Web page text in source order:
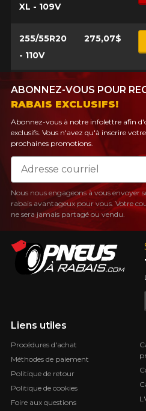
XL - 109V
255/55R20
- 110V
275,07$
Liens utiles
Procédures d'achat
Méthodes de paiement
Politique de retour
Politique de cookies
Foire aux questions
ABONNEZ-VOUS POUR
RABAIS EXCLUSIFS!
Abonnez-vous à notre infolettre afin
exclusifs. Vous n'avez qu'à inscrire
prochaines promotions.
Courriel
Nous nous engageons à vous envoyer
rabais avantageux pour vous. Votre
ne sera jamais partagé ou vendu.